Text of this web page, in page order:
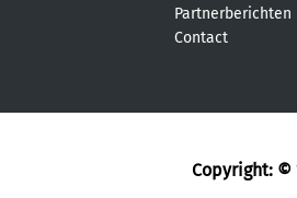
Partnerberichten
Contact
Copyright: ©